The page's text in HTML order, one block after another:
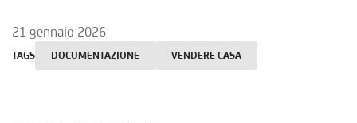
TAGS DOCUMENTAZIONE VENDERE CASA
21 gennaio 2026